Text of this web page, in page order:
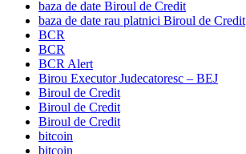
baza de date Biroul de Credit
baza de date rau platnici Biroul de Credit
BCR
BCR
BCR Alert
Birou Executor Judecatoresc – BEJ
Biroul de Credit
Biroul de Credit
Biroul de Credit
bitcoin
bitcoin